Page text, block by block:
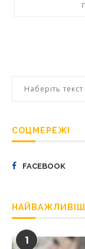
СОЦМЕРЕЖІ
FACEBOOK
1